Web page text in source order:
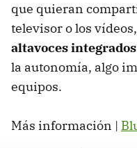
que quieran
televisor o los vídeos,
altavoces integrados
la autonomía, algo
equipos.
Más información |